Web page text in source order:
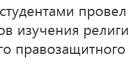
изучения